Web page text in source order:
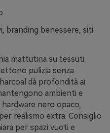
branding benessere, siti
mattutina su tessuti
pulizia senza
dà profondità ai
ambienti e
nero opaco,
realismo extra. Consiglio
per spazi vuoti e